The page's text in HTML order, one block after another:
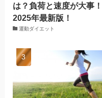
は？負荷と速度が大事！
2025年最新版！
運動ダイエット